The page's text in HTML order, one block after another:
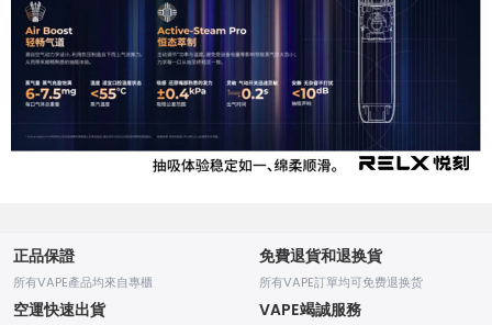
正品保證
所有VAPE產品均來自專櫃
免費退貨和退换貨
所有VAPE訂單均可免费退换货
空運快速出貨 VAPE竭誠服務